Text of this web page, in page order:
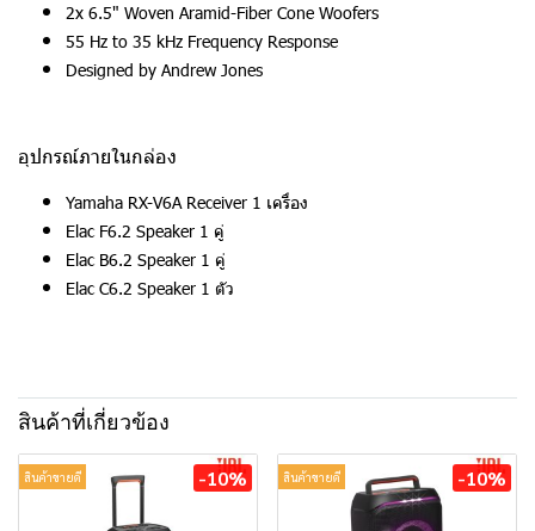
2x 6.5" Woven Aramid-Fiber Cone Woofers
55 Hz to 35 kHz Frequency Response
Designed by Andrew Jones
อุปกรณ์ภายในกล่อง
Yamaha RX-V6A Receiver 1 เครื่อง
Elac F6.2 Speaker 1 คู่
Elac B6.2 Speaker 1 คู่
Elac C6.2 Speaker 1 ตัว
สินค้าที่เกี่ยวข้อง
สินค้าขายดี -10% สินค้าขายดี -10%